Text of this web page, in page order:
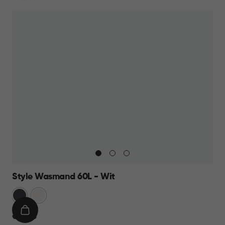
Style Wasmand 60L - Wit
Grijs
€
€ 27,95
IN